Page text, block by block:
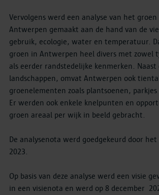
Vervolgens werd een analyse van het
Antwerpen gemaakt aan de hand van de
gebruik, ecologie, water en temperatuur.
groen in Antwerpen heel divers met zowel
als eerder randstedelijke kenmerken.
landschappen, omvat Antwerpen ook
groenelementen zoals plantsoenen,
Er werden ook enkele knelpunten en
groen areaal per wijk in beeld gebracht.
De analysenota werd goedgekeurd door
2023.
Op basis van deze analyse werd een visie
in een visienota en werd op 8 december